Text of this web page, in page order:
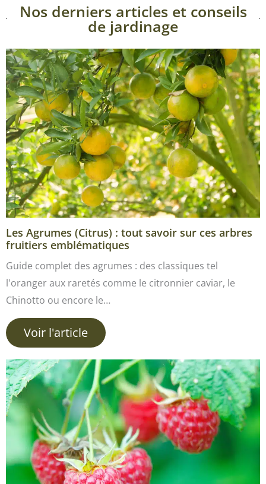
Nos derniers articles et conseils
de jardinage
Les Agrumes (Citrus) : tout savoir sur ces arbres
fruitiers emblématiques
Guide complet des agrumes : des classiques tel
l'oranger aux raretés comme le citronnier caviar, le
Chinotto ou encore le…
Voir l'article